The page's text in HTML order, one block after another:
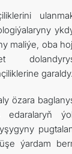
maliýe, oba
garaldy.
özara
edaralaryň
ýardam